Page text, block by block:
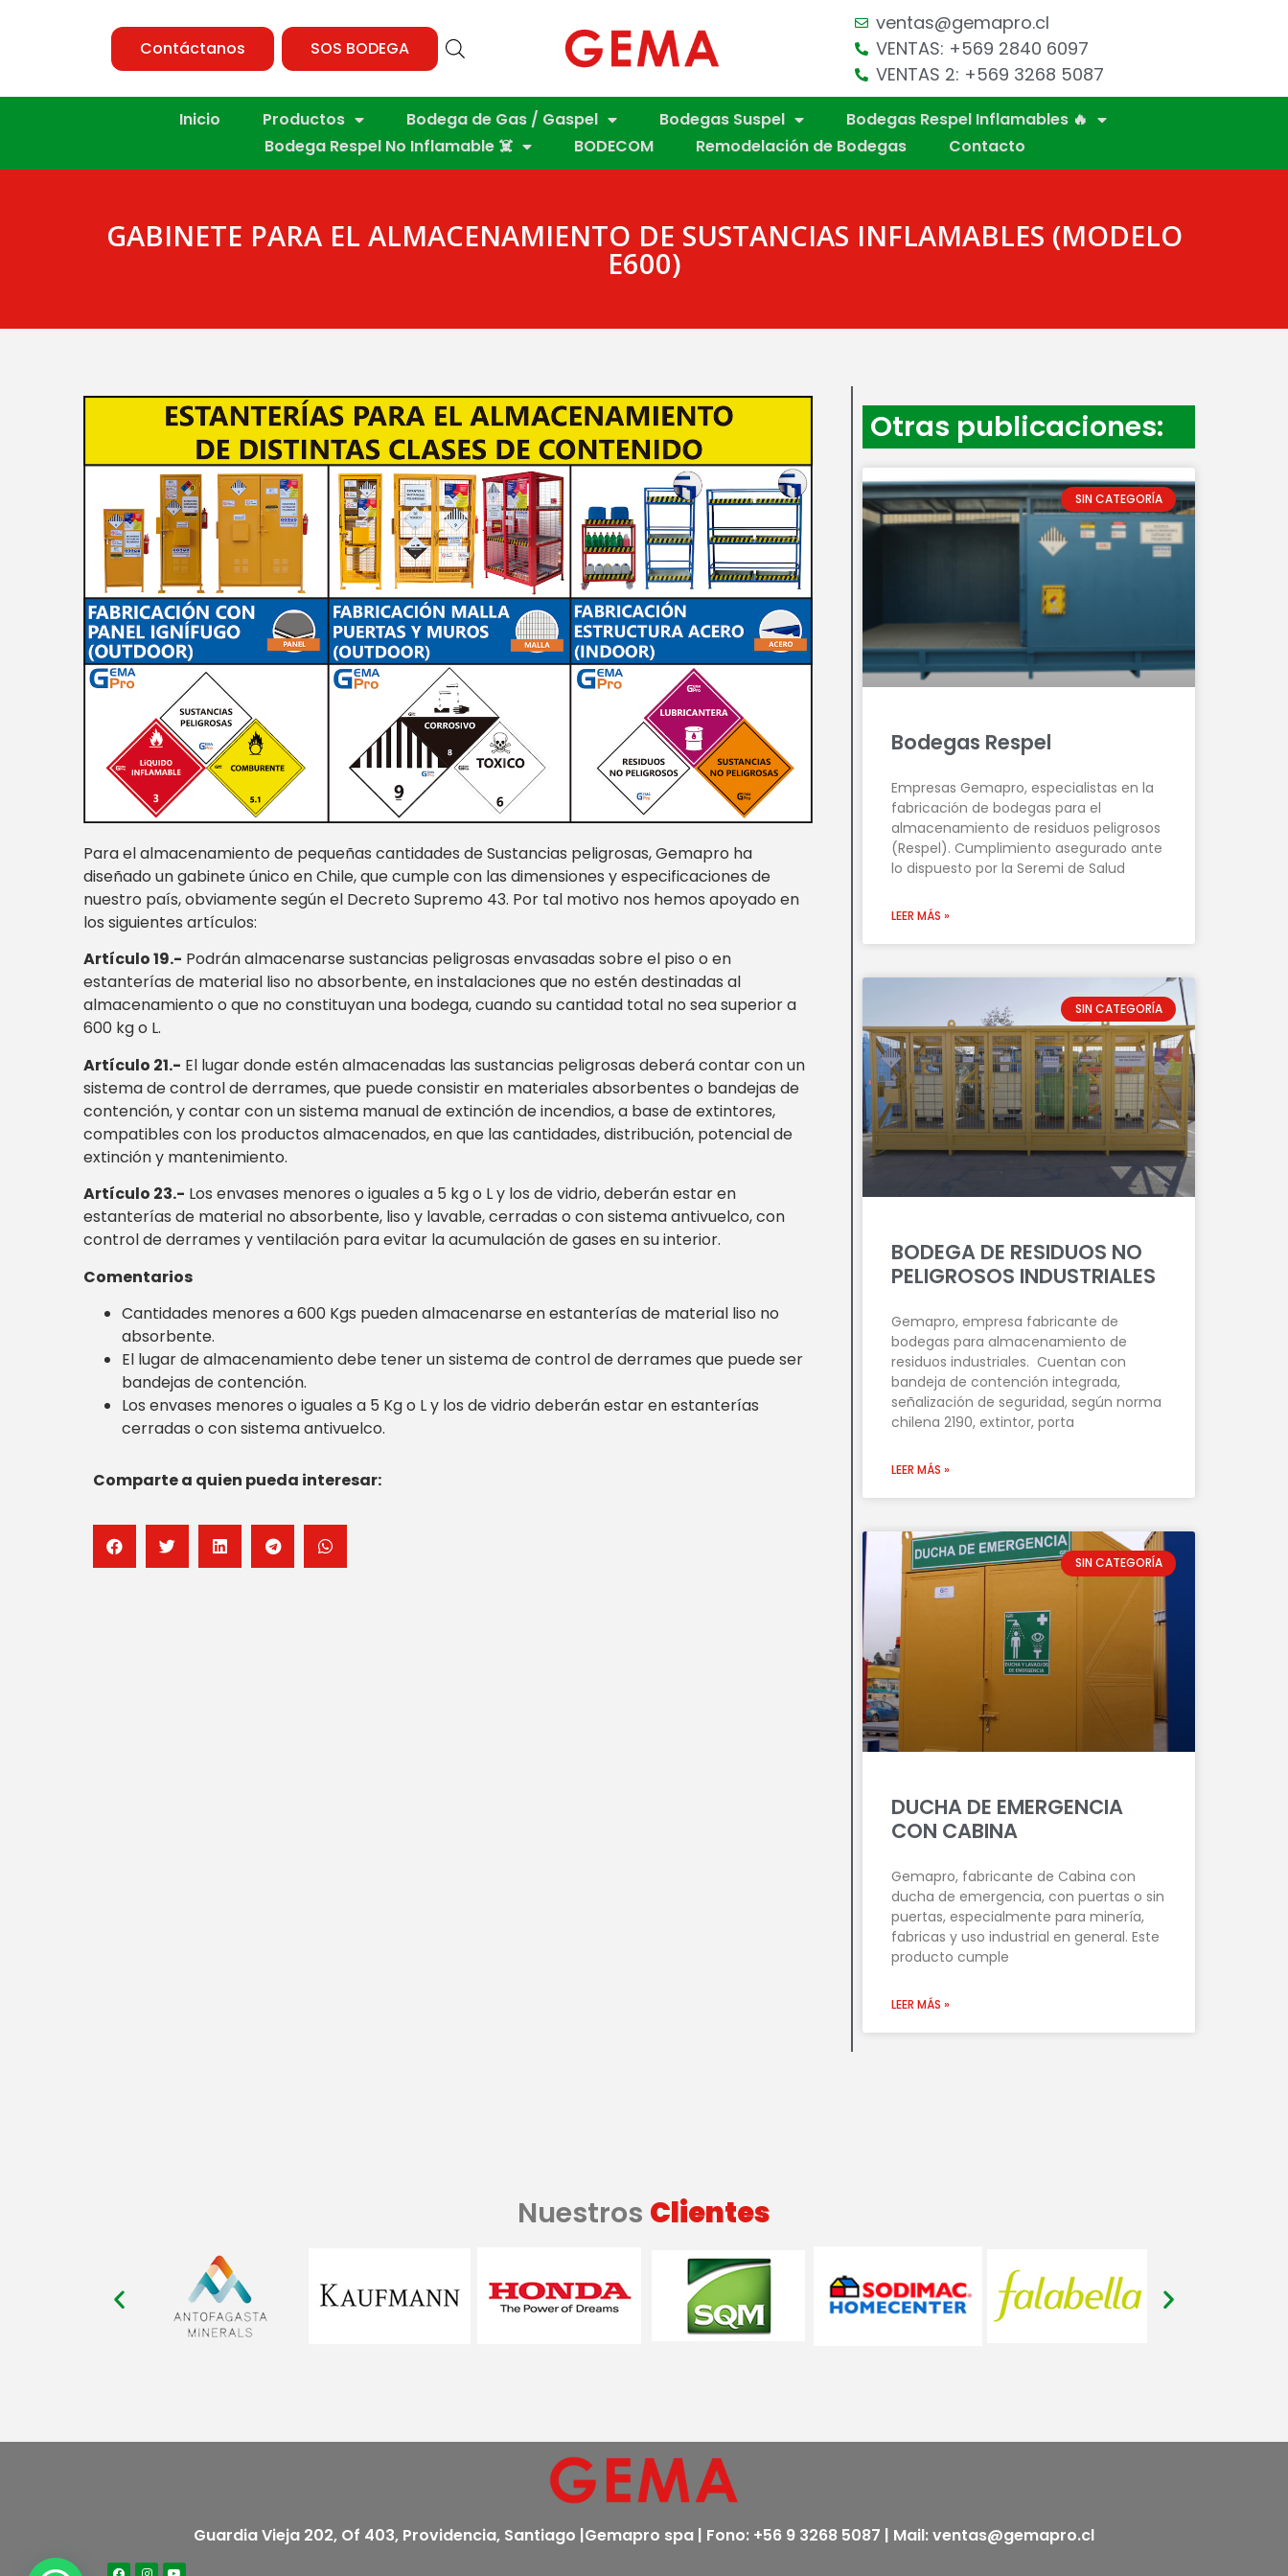
Contáctanos SOS BODEGA
ventas@gemapro.cl
VENTAS: +569 2840 6097
VENTAS 2: +569 3268 5087
Inicio Productos Bodega de Gas / Gaspel Bodegas Suspel
Bodegas Respel Inflamables 🔥
Bodega Respel No Inflamable ☠️
BODECOM Remodelación de Bodegas Contacto
GABINETE PARA EL ALMACENAMIENTO DE SUSTANCIAS INFLAMABLES (MODELO
E600)
Para el almacenamiento de pequeñas cantidades de Sustancias peligrosas, Gemapro ha
diseñado un gabinete único en Chile, que cumple con las dimensiones y especificaciones de
nuestro país, obviamente según el Decreto Supremo 43. Por tal motivo nos hemos apoyado en
los siguientes artículos:
Artículo 19.- Podrán almacenarse sustancias peligrosas envasadas sobre el piso o en
estanterías de material liso no absorbente, en instalaciones que no estén destinadas al
almacenamiento o que no constituyan una bodega, cuando su cantidad total no sea superior a
600 kg o L.
Artículo 21.- El lugar donde estén almacenadas las sustancias peligrosas deberá contar con un
sistema de control de derrames, que puede consistir en materiales absorbentes o bandejas de
contención, y contar con un sistema manual de extinción de incendios, a base de extintores,
compatibles con los productos almacenados, en que las cantidades, distribución, potencial de
extinción y mantenimiento.
Artículo 23.- Los envases menores o iguales a 5 kg o L y los de vidrio, deberán estar en
estanterías de material no absorbente, liso y lavable, cerradas o con sistema antivuelco, con
control de derrames y ventilación para evitar la acumulación de gases en su interior.
Comentarios
Cantidades menores a 600 Kgs pueden almacenarse en estanterías de material liso no
absorbente.
El lugar de almacenamiento debe tener un sistema de control de derrames que puede ser
bandejas de contención.
Los envases menores o iguales a 5 Kg o L y los de vidrio deberán estar en estanterías
cerradas o con sistema antivuelco.
Comparte a quien pueda interesar:
Otras publicaciones:
SIN CATEGORÍA
Bodegas Respel
Empresas Gemapro, especialistas en la
fabricación de bodegas para el
almacenamiento de residuos peligrosos
(Respel). Cumplimiento asegurado ante
lo dispuesto por la Seremi de Salud
LEER MÁS »
SIN CATEGORÍA
BODEGA DE RESIDUOS NO
PELIGROSOS INDUSTRIALES
Gemapro, empresa fabricante de
bodegas para almacenamiento de
residuos industriales. Cuentan con
bandeja de contención integrada,
señalización de seguridad, según norma
chilena 2190, extintor, porta
LEER MÁS »
SIN CATEGORÍA
DUCHA DE EMERGENCIA
CON CABINA
Gemapro, fabricante de Cabina con
ducha de emergencia, con puertas o sin
puertas, especialmente para minería,
fabricas y uso industrial en general. Este
producto cumple
LEER MÁS »
Nuestros Clientes
Guardia Vieja 202, Of 403, Providencia, Santiago |Gemapro spa | Fono: +56 9 3268 5087 | Mail: ventas@gemapro.cl